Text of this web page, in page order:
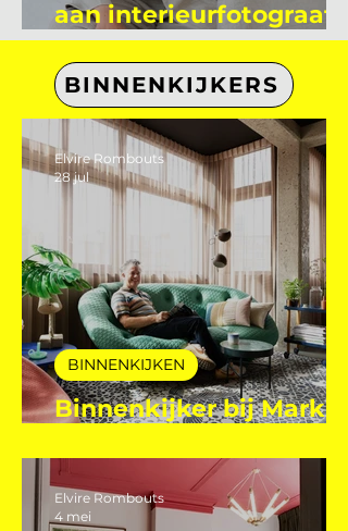
Interieur Talk: 5 vragen
aan interieurfotograaf
Eefje Lammers
BINNENKIJKERS
Binnenkijker bij Mark
Mutsaers
BINNENKIJKEN
Elvire Rombouts